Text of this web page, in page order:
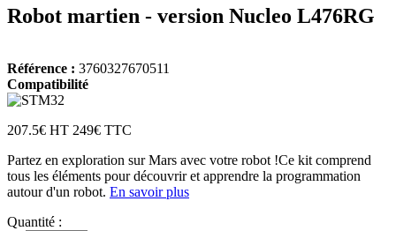
Robot martien - version Nucleo L476RG
Référence : 3760327670511
Compatibilité
207.5€ HT 249€ TTC
Partez en exploration sur Mars avec votre robot !Ce kit comprend
tous les éléments pour découvrir et apprendre la programmation
autour d'un robot. En savoir plus
Quantité :